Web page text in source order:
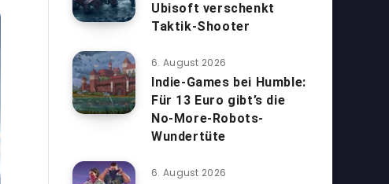
Ubisoft verschenkt
Taktik-Shooter
6. August 2026
Indie-Games bei Humble:
Für 13 Euro gibt’s die
No-More-Robots-
Wundertüte
6. August 2026